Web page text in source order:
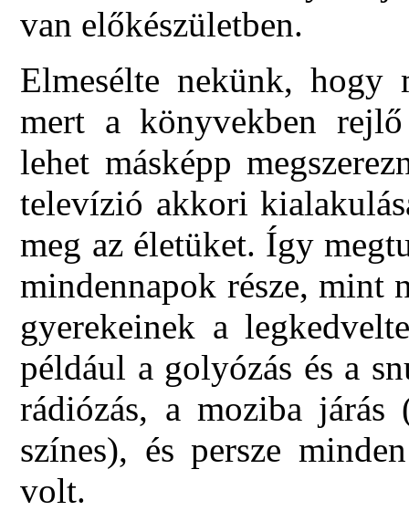
van előkészületben.
Elmesélte nekünk, hogy
mert a könyvekben
lehet másképp
televízió akkori
meg az életüket. Így
mindennapok része, mint
gyerekeinek a
például a golyózás és a
rádiózás, a moziba
színes), és persze
volt.